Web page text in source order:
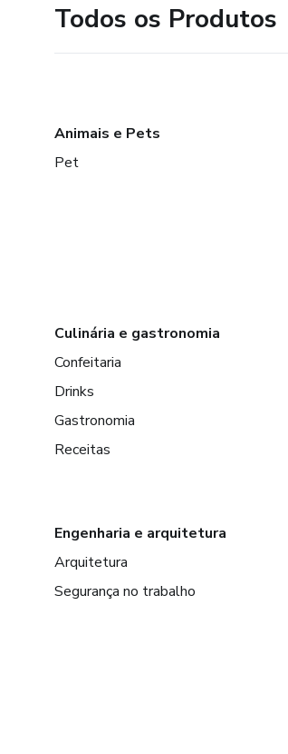
Todos os Produtos
Animais e Pets
Pet
Culinária e gastronomia
Confeitaria
Drinks
Gastronomia
Receitas
Engenharia e arquitetura
Arquitetura
Segurança no trabalho